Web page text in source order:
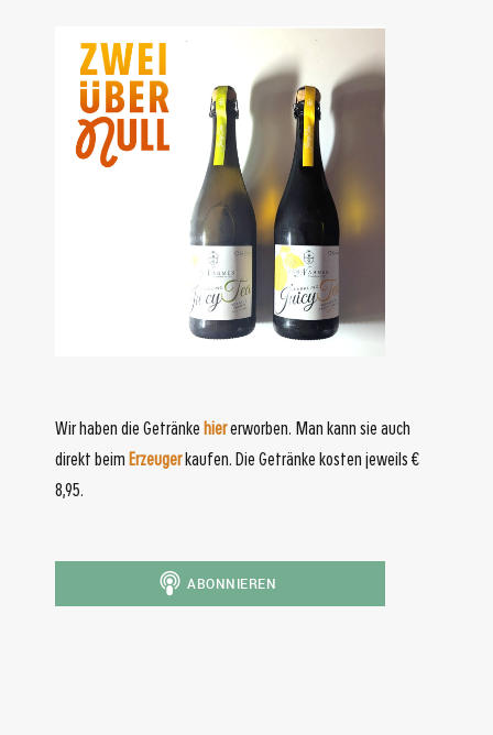
Wir haben die Getränke hiererworben. Man kann sie auch
direkt beim Erzeugerkaufen. Die Getränke kosten jeweils €
8,95.